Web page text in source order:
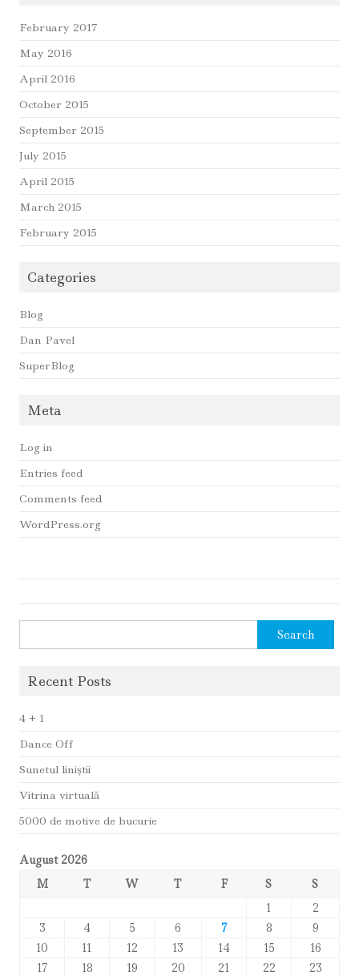
February 2017
May 2016
April 2016
October 2015
September 2015
July 2015
April 2015
March 2015
February 2015
Categories
Blog
Dan Pavel
SuperBlog
Meta
Log in
Entries feed
Comments feed
WordPress.org
for:
Recent Posts
4 + 1
Dance Off
Sunetul liniştii
Vitrina virtuală
5000 de motive de bucurie
August 2026
M
T W T F S
S
1
2
3
4 5 6 7 8
9
10
11 12 13 14 15
16
17
18 19 20 21 22
23